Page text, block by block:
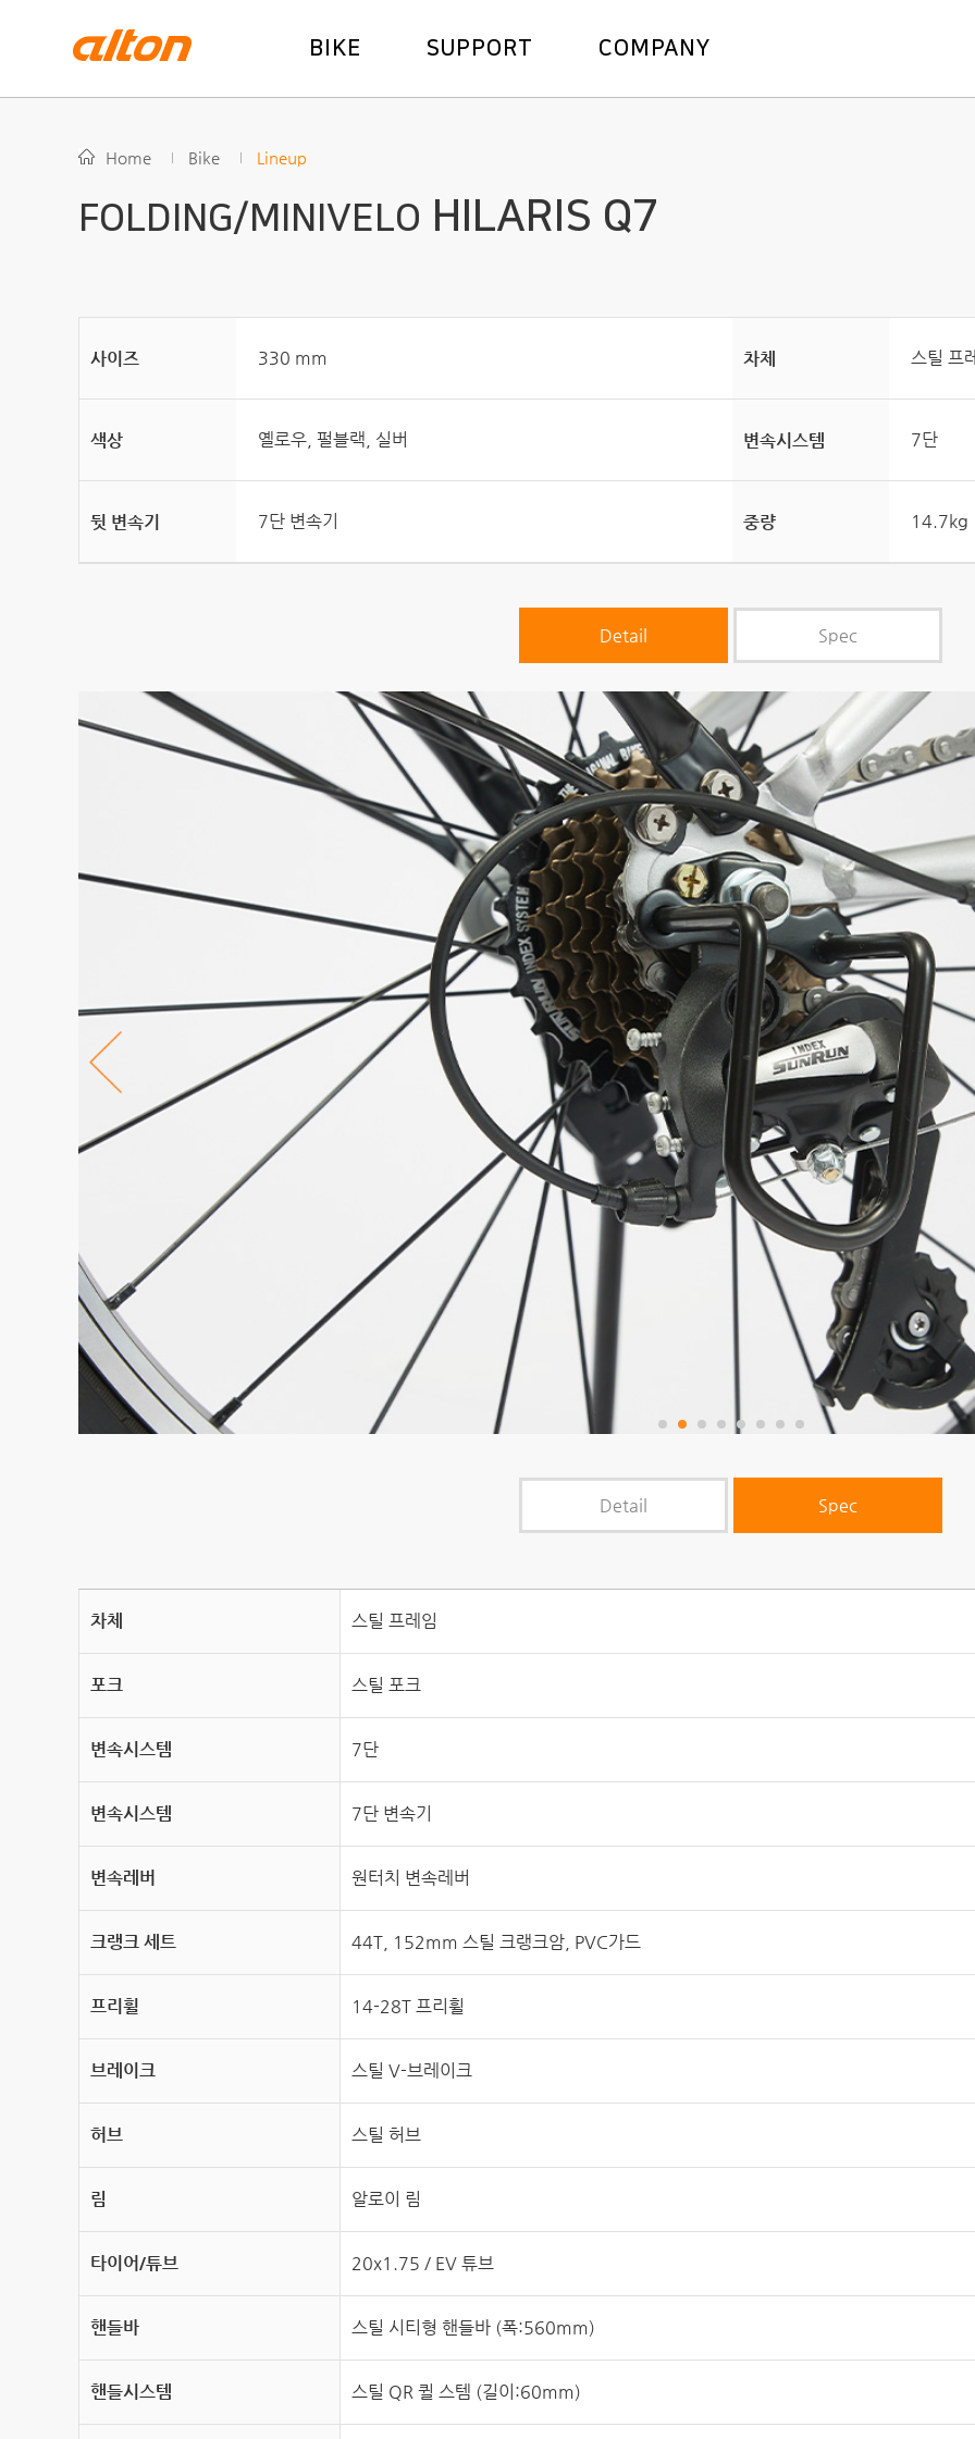
BIKE SUPPORT COMPANY
Home Bike Lineup
FOLDING/MINIVELO HILARIS Q7
사이즈 330 mm 차체 스틸 프
색상 옐로우, 펄블랙, 실버 변속시스템 7단
뒷 변속기 7단 변속기 중량 14.7kg
Detail Spec
Detail Spec
차체 스틸 프레임
포크 스틸 포크
변속시스템 7단
변속시스템 7단 변속기
변속레버 원터치 변속레버
크랭크 세트 44T, 152mm 스틸 크랭크암, PVC가드
프리휠 14-28T 프리휠
브레이크 스틸 V-브레이크
허브 스틸 허브
림 알로이 림
타이어/튜브 20x1.75 / EV 튜브
핸들바 스틸 시티형 핸들바 (폭:560mm)
핸들시스템 스틸 QR 퀼 스템 (길이:60mm)